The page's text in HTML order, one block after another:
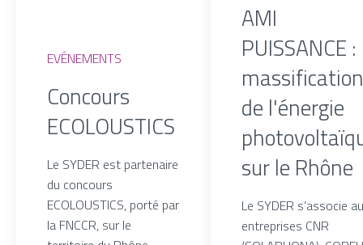
EVÉNEMENTS
Concours
ECOLOUSTICS
Le SYDER est partenaire
du concours
ECOLOUSTICS, porté par
la FNCCR, sur le
AMI
PUISSANCE
de l'énergie
sur le Rhône
Le SYDER s’associe
entreprises CNR